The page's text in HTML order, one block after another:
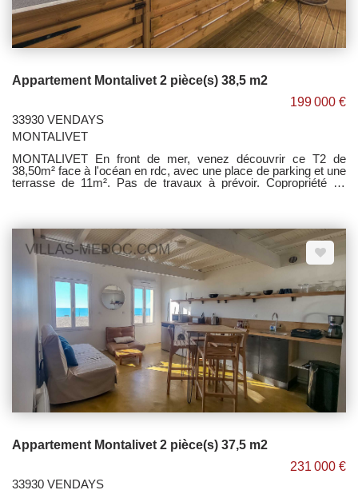
Appartement Montalivet 2 pièce(s) 38,5 m2
199 000 €
33930 VENDAYS
MONTALIVET
MONTALIVET En front de mer, venez découvrir ce T2 de
38,50m² face à l'océan en rdc, avec une place de parking et une
terrasse de 11m². Pas de travaux à prévoir. Copropriété en
Appartement Montalivet 2 pièce(s) 37,5 m2
231 000 €
33930 VENDAYS